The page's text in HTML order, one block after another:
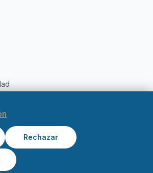
Todos los derechos reservados.
Rechazar